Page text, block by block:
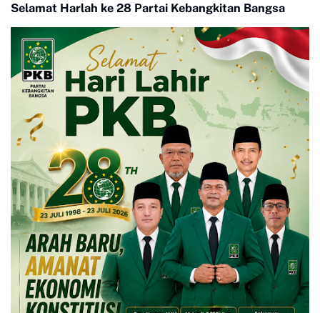
Selamat Harlah ke 28 Partai Kebangkitan Bangsa